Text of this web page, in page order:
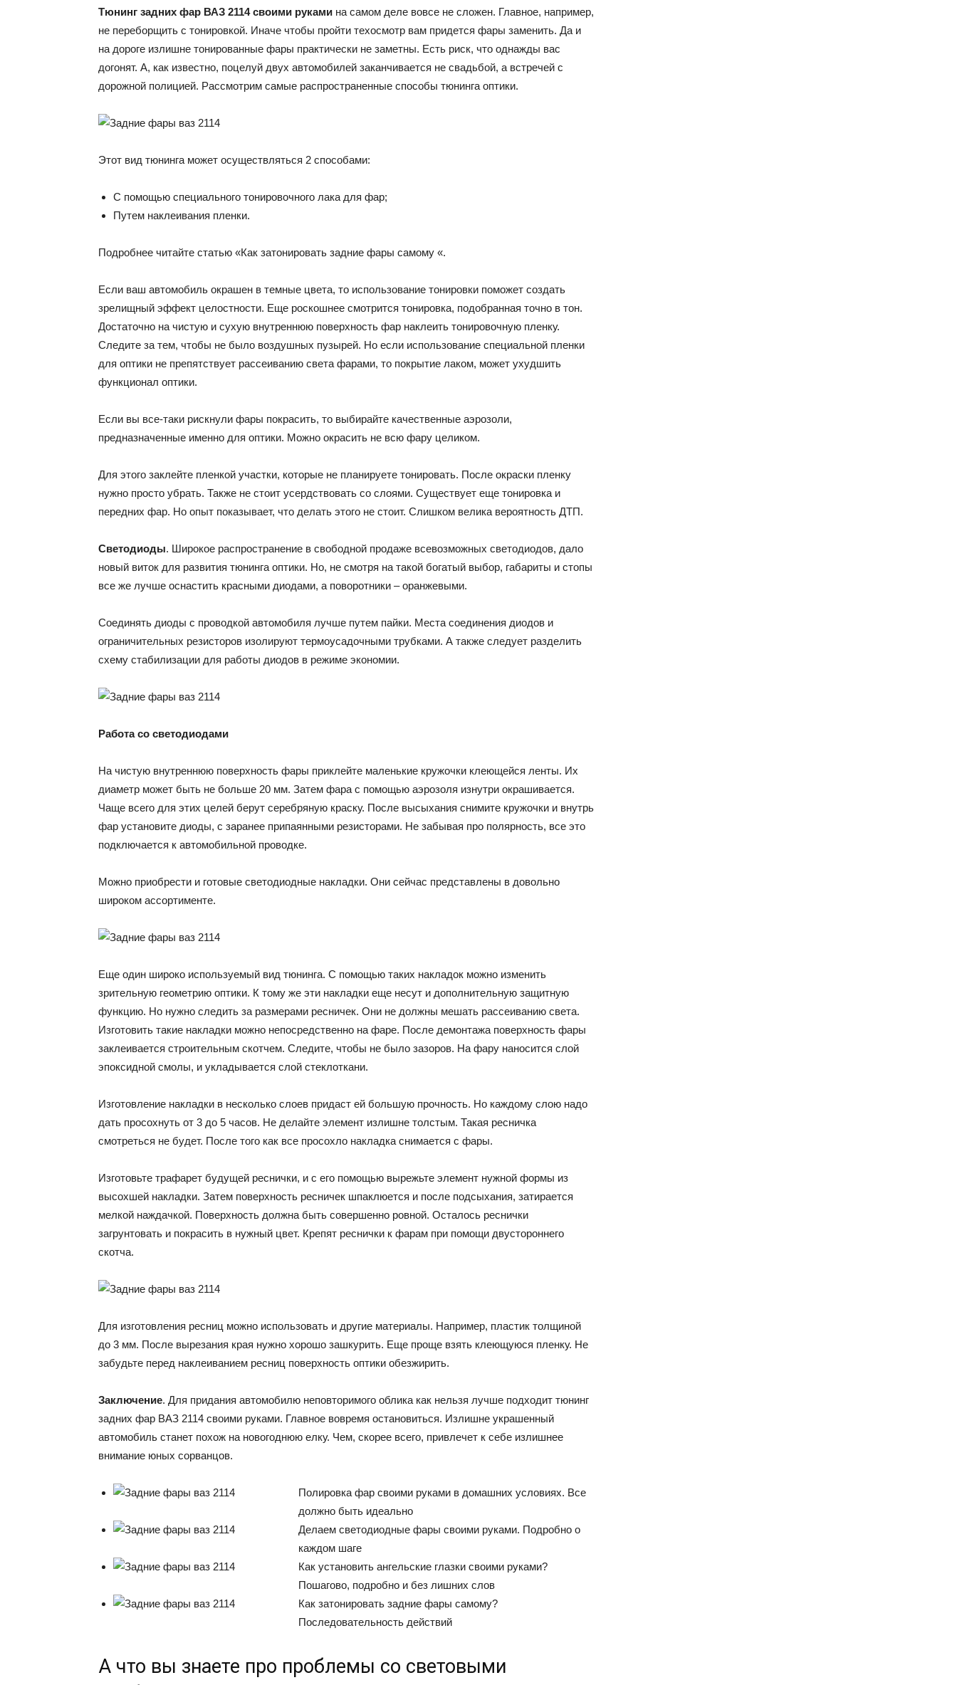
Тюнинг задних фар ВАЗ 2114 своими руками на самом деле вовсе не сложен. Главное, например,
не переборщить с тонировкой. Иначе чтобы пройти техосмотр вам придется фары заменить. Да и
на дороге излишне тонированные фары практически не заметны. Есть риск, что однажды вас
догонят. А, как известно, поцелуй двух автомобилей заканчивается не свадьбой, а встречей с
дорожной полицией. Рассмотрим самые распространенные способы тюнинга оптики.
Этот вид тюнинга может осуществляться 2 способами:
С помощью специального тонировочного лака для фар;
Путем наклеивания пленки.
Подробнее читайте статью «Как затонировать задние фары самому «.
Если ваш автомобиль окрашен в темные цвета, то использование тонировки поможет создать
зрелищный эффект целостности. Еще роскошнее смотрится тонировка, подобранная точно в тон.
Достаточно на чистую и сухую внутреннюю поверхность фар наклеить тонировочную пленку.
Следите за тем, чтобы не было воздушных пузырей. Но если использование специальной пленки
для оптики не препятствует рассеиванию света фарами, то покрытие лаком, может ухудшить
функционал оптики.
Если вы все-таки рискнули фары покрасить, то выбирайте качественные аэрозоли,
предназначенные именно для оптики. Можно окрасить не всю фару целиком.
Для этого заклейте пленкой участки, которые не планируете тонировать. После окраски пленку
нужно просто убрать. Также не стоит усердствовать со слоями. Существует еще тонировка и
передних фар. Но опыт показывает, что делать этого не стоит. Слишком велика вероятность ДТП.
Светодиоды. Широкое распространение в свободной продаже всевозможных светодиодов, дало
новый виток для развития тюнинга оптики. Но, не смотря на такой богатый выбор, габариты и стопы
все же лучше оснастить красными диодами, а поворотники – оранжевыми.
Соединять диоды с проводкой автомобиля лучше путем пайки. Места соединения диодов и
ограничительных резисторов изолируют термоусадочными трубками. А также следует разделить
схему стабилизации для работы диодов в режиме экономии.
Работа со светодиодами
На чистую внутреннюю поверхность фары приклейте маленькие кружочки клеющейся ленты. Их
диаметр может быть не больше 20 мм. Затем фара с помощью аэрозоля изнутри окрашивается.
Чаще всего для этих целей берут серебряную краску. После высыхания снимите кружочки и внутрь
фар установите диоды, с заранее припаянными резисторами. Не забывая про полярность, все это
подключается к автомобильной проводке.
Можно приобрести и готовые светодиодные накладки. Они сейчас представлены в довольно
широком ассортименте.
Еще один широко используемый вид тюнинга. С помощью таких накладок можно изменить
зрительную геометрию оптики. К тому же эти накладки еще несут и дополнительную защитную
функцию. Но нужно следить за размерами ресничек. Они не должны мешать рассеиванию света.
Изготовить такие накладки можно непосредственно на фаре. После демонтажа поверхность фары
заклеивается строительным скотчем. Следите, чтобы не было зазоров. На фару наносится слой
эпоксидной смолы, и укладывается слой стеклоткани.
Изготовление накладки в несколько слоев придаст ей большую прочность. Но каждому слою надо
дать просохнуть от 3 до 5 часов. Не делайте элемент излишне толстым. Такая ресничка
смотреться не будет. После того как все просохло накладка снимается с фары.
Изготовьте трафарет будущей реснички, и с его помощью вырежьте элемент нужной формы из
высохшей накладки. Затем поверхность ресничек шпаклюется и после подсыхания, затирается
мелкой наждачкой. Поверхность должна быть совершенно ровной. Осталось реснички
загрунтовать и покрасить в нужный цвет. Крепят реснички к фарам при помощи двустороннего
скотча.
Для изготовления ресниц можно использовать и другие материалы. Например, пластик толщиной
до 3 мм. После вырезания края нужно хорошо зашкурить. Еще проще взять клеющуюся пленку. Не
забудьте перед наклеиванием ресниц поверхность оптики обезжирить.
Заключение. Для придания автомобилю неповторимого облика как нельзя лучше подходит тюнинг
задних фар ВАЗ 2114 своими руками. Главное вовремя остановиться. Излишне украшенный
автомобиль станет похож на новогоднюю елку. Чем, скорее всего, привлечет к себе излишнее
внимание юных сорванцов.
Полировка фар своими руками в домашних условиях. Все
должно быть идеально
Делаем светодиодные фары своими руками. Подробно о
каждом шаге
Как установить ангельские глазки своими руками?
Пошагово, подробно и без лишних слов
Как затонировать задние фары самому?
Последовательность действий
А что вы знаете про проблемы со световыми